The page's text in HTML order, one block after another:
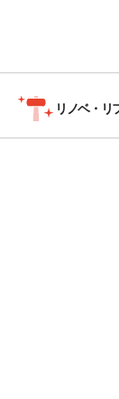
リノベ・ リ